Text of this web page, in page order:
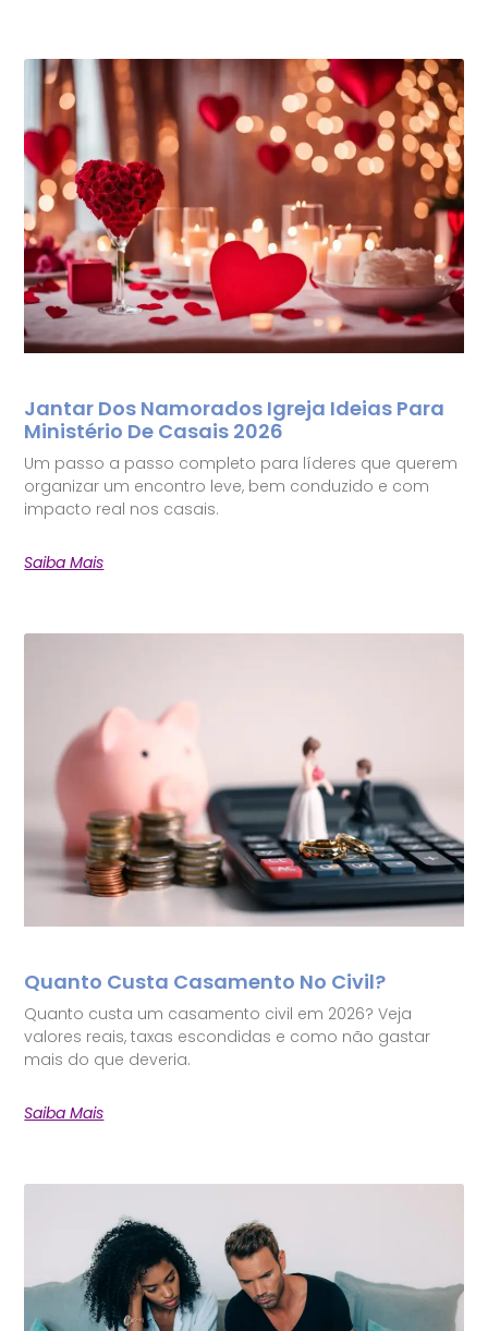
Jantar Dos Namorados Igreja Ideias Para
Ministério De Casais 2026
Um passo a passo completo para líderes que querem
organizar um encontro leve, bem conduzido e com
impacto real nos casais.
Saiba Mais
Quanto Custa Casamento No Civil?
Quanto custa um casamento civil em 2026? Veja
valores reais, taxas escondidas e como não gastar
mais do que deveria.
Saiba Mais